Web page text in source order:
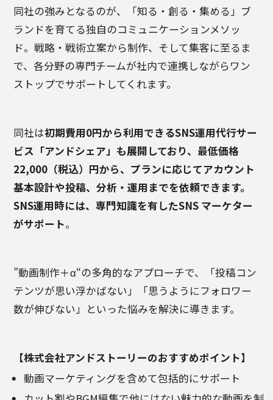
同社の強みとなるのが、「知る・創る・集める」ブ
ランドを育てる独自のコミュニケーションメソッ
ド。戦略・戦術立案から制作、そして集客に至るま
で、各分野の専門チームが社内で連携しながらワン
ストップでサポートしてくれます。
同社は初期費用0円から利用できるSNS運用代行サー
ビス 「アンドシェア」 も展開しており、最低価格
22,000（税込）円から、プランに応じてアカウント
基本設計や投稿、分析・運用までを依頼できます。
SNS運用時には、専門知識を有したSNS マーケター
がサポート。
”動画制作＋α“の多角的なアプローチで、「投稿コン
テンツが思い浮かばない」「思うようにフォロワー
数が伸びない」といった悩みを解決に導きます。
【株式会社アンドストーリーのおすすめポイント】
動画マーケティングを含めて包括的にサポート